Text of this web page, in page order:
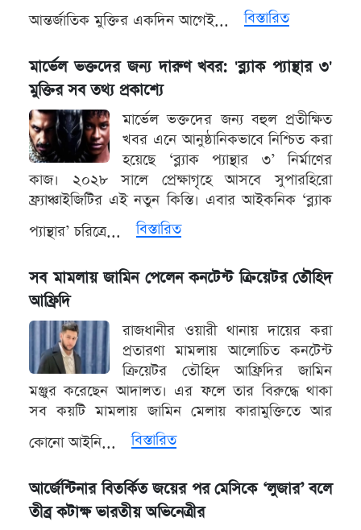
আন্তর্জাতিক মুক্তির একদিন আগেই...
বিস্তারিত
মার্ভেল ভক্তদের জন্য দারুণ খবর: 'ব্ল্যাক প্যান্থার ৩'
মুক্তির সব তথ্য প্রকাশ্যে
মার্ভেল ভক্তদের জন্য বহুল প্রতীক্ষিত
খবর এনে আনুষ্ঠানিকভাবে নিশ্চিত করা
হয়েছে ‘ব্ল্যাক প্যান্থার ৩’ নির্মাণের
কাজ। ২০২৮ সালে প্রেক্ষাগৃহে আসবে সুপারহিরো
ফ্র্যাঞ্চাইজিটির এই নতুন কিস্তি। এবার আইকনিক ‘ব্ল্যাক
প্যান্থার’ চরিত্রে...
বিস্তারিত
সব মামলায় জামিন পেলেন কনটেন্ট ক্রিয়েটর তৌহিদ
আফ্রিদি
রাজধানীর ওয়ারী থানায় দায়ের করা
প্রতারণা মামলায় আলোচিত কনটেন্ট
ক্রিয়েটর তৌহিদ আফ্রিদির জামিন
মঞ্জুর করেছেন আদালত। এর ফলে তার বিরুদ্ধে থাকা
সব কয়টি মামলায় জামিন মেলায় কারামুক্তিতে আর
কোনো আইনি...
বিস্তারিত
আর্জেন্টিনার বিতর্কিত জয়ের পর মেসিকে ‘লুজার’ বলে
তীব্র কটাক্ষ ভারতীয় অভিনেত্রীর